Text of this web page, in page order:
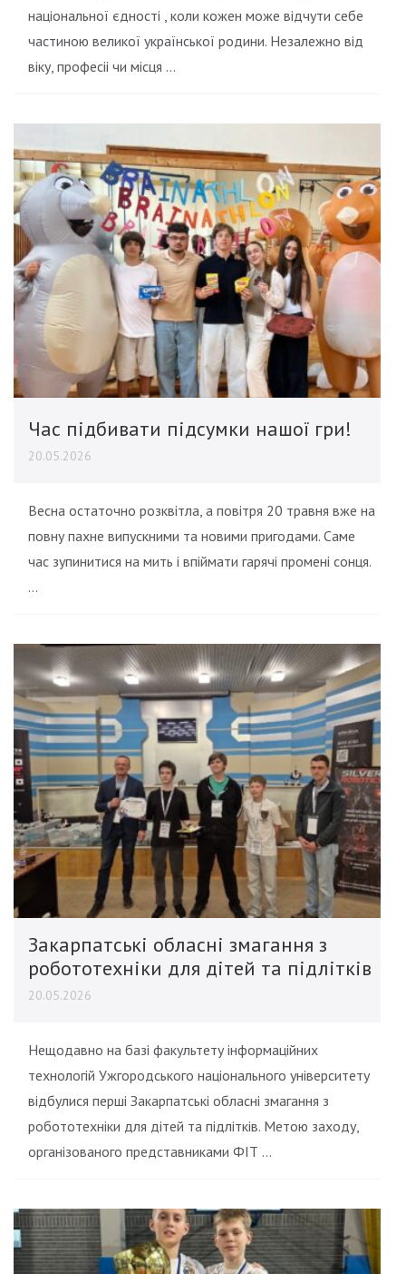
національної єдності , коли кожен може відчути себе
частиною великої української родини. Незалежно від
віку, професіі чи місця …
Час підбивати підсумки нашої гри!
20.05.2026
Весна остаточно розквітла, а повітря 20 травня вже на
повну пахне випускними та новими пригодами. Саме
час зупинитися на мить і впіймати гарячі промені сонця.
…
Закарпатські обласні змагання з
робототехніки для дітей та підлітків
20.05.2026
Нещодавно на базі факультету інформаційних
технологій Ужгородського національного університету
відбулися перші Закарпатські обласні змагання з
робототехніки для дітей та підлітків. Метою заходу,
організованого представниками ФІТ …